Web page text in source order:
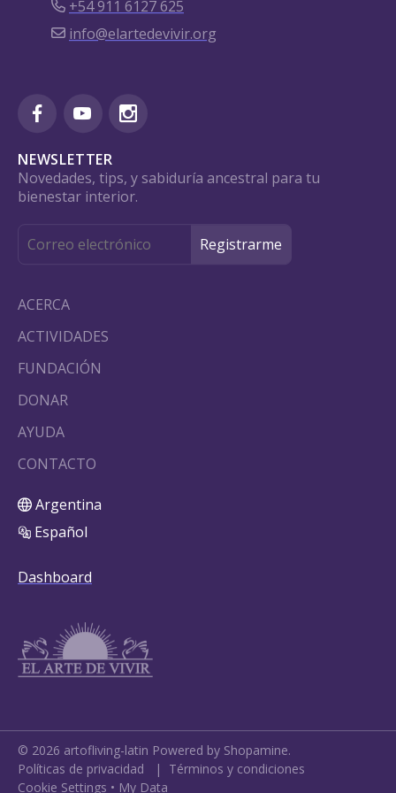
+54 911 6127 625
info@elartedevivir.org
NEWSLETTER
Novedades, tips, y sabiduría ancestral para tu
bienestar interior.
ACERCA
ACTIVIDADES
FUNDACIÓN
DONAR
AYUDA
CONTACTO
Argentina
Español
Dashboard
© 2026 artofliving-latin Powered by Shopamine.
Políticas de privacidad | Términos y condiciones
Cookie Settings • My Data